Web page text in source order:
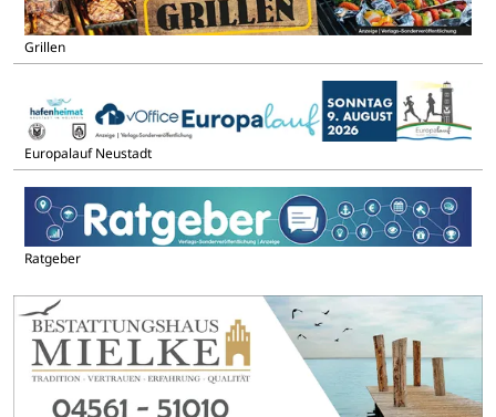
Grillen
Europalauf Neustadt
Ratgeber